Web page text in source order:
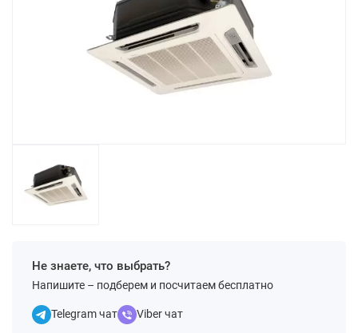
Не знаете, что выбрать?
Напишите – подберем и посчитаем бесплатно
Telegram чат Viber чат